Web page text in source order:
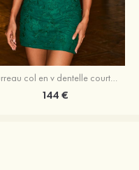
Fourreau col en v dentelle courte/mini robe de fête de la rentré avec perles
144 €